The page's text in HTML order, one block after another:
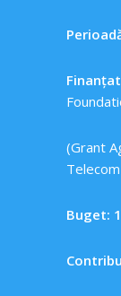
(Grant
Telecom
Buget: